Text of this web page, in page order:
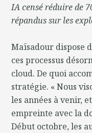
IA censé réduire de
répandus sur les
Maïsadour dispose
ces processus
cloud. De quoi
stratégie. « Nous
les années à venir,
empreinte avec la
Début octobre, les